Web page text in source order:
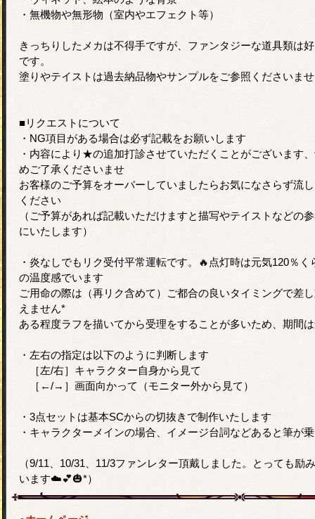
・無機物や無形物（室内やエフェクト等）
きっちりしたメカは不得手ですが、ファンタジーな道具類は
です。
塗りやテイストは過去納品物やサンプルをご参照くださいま
■リクエストについて
・NG項目がある場合は必ず記載をお願いします
・内容により★の追加打診させていただくことがございます
めご了承くださいませ
お客様のご予算をオーバーしていましたらお気になさらず流
ください
（ご予算があれば記載いただけますと描写やテイストなどの
にいたします）
・炎なしでもリク受付平常運転です。🔥点灯時は元気120％く
の温度感でいます
ご用命の際は（再リク含めて）ご都合の良いタイミングで差
えません*
ある程度ラフを描いてから受理をすることが多いため、期間
・左右の指定は以下のように判断します
［左/右］キャラクター自身から見て
［←/→］画面向かって（モニター外から見て）
・3点セットは基本SCからの切抜きで制作いたします
・キャラクターメインの場合、イメージ台詞などあると筆が
（9/11、10/31、11/3ファンレター頂戴しました。とっても励
います☁️💕🎃*）